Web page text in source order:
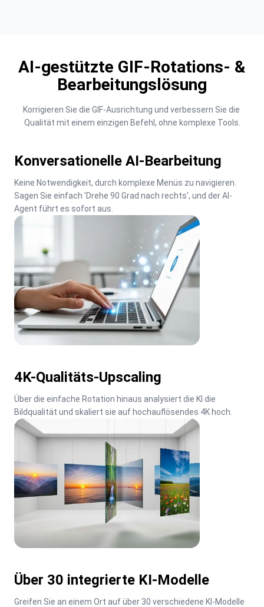
AI-gestützte GIF-Rotations- &
Bearbeitungslösung
Korrigieren Sie die GIF-Ausrichtung und verbessern Sie die
Qualität mit einem einzigen Befehl, ohne komplexe Tools.
Konversationelle AI-Bearbeitung
Keine Notwendigkeit, durch komplexe Menüs zu navigieren.
Sagen Sie einfach 'Drehe 90 Grad nach rechts', und der AI-
Agent führt es sofort aus.
4K-Qualitäts-Upscaling
Über die einfache Rotation hinaus analysiert die KI die
Bildqualität und skaliert sie auf hochauflösendes 4K hoch.
Über 30 integrierte KI-Modelle
Greifen Sie an einem Ort auf über 30 verschiedene KI-Modelle